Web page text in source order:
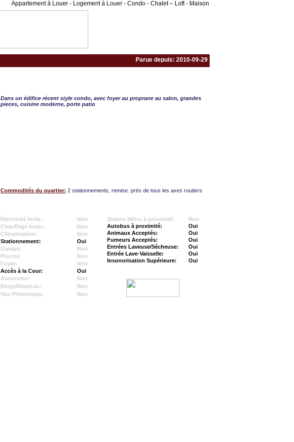
Appartement à Louer - Logement à Louer - Condo - Chalet – Loft - Maison
Parue depuis: 2010-09-29
Dans un édifice récent style condo, avec foyer au proprane au salon, grandes
pieces, cuisine moderne, porte patio
Commodités du quartier: 2 stationnements, remise. près de tous les axes routiers
Électricité Inclu.:
Non
Chauffage Inclu.:
Non
Climatisation:
Non
Stationnement:
Oui
Garage:
Non
Piscine:
Non
Foyer:
Non
Accès à la Cour:
Oui
Ascenseur:
Non
Berge/Rive/Lac:
Non
Vue Pittoresque:
Non
Station Métro à proximité:
Non
Autobus à proximité:
Oui
Animaux Acceptés:
Oui
Fumeurs Acceptés:
Oui
Entrées Laveuse/Sécheuse:
Oui
Entrée Lave-Vaisselle:
Oui
Insonorisation Supérieure:
Oui